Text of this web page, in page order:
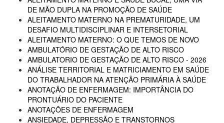
DE MÃO DUPLA NA PROMOÇÃO DE SAÚDE
ALEITAMENTO MATERNO NA PREMATURIDADE, UM
DESAFIO MULTIDISCIPLINAR E INTERSETORIAL
ALEITAMENTO MATERNO: O QUE TEMOS DE NOVO
AMBULATÓRIO DE GESTAÇÃO DE ALTO RISCO
AMBULATORIO DE GESTAÇÃO DE ALTO RISCO - 2026
ANÁLISE TERRITORIAL E MATRICIAMENTO EM SAÚDE
DO TRABALHADOR NA ATENÇÃO PRIMÁRIA À SAÚDE
ANOTAÇÃO DE ENFERMAGEM: IMPORTÂNCIA DO
PRONTUÁRIO DO PACIENTE
ANOTAÇÕES DE ENFERMAGEM
ANSIEDADE, DEPRESSÃO E TRANSTORNOS